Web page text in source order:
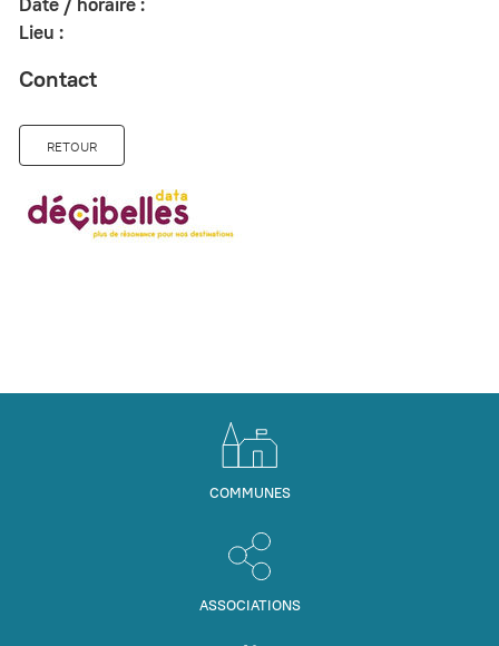
Lieu :
Contact
RETOUR
COMMUNES
ASSOCIATIONS